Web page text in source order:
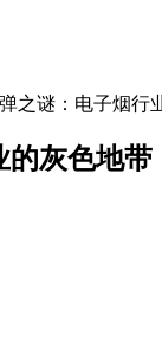
之谜：电子烟行
的灰色地带